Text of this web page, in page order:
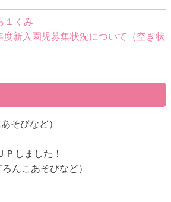
１くみ
度新入園児募集状況について（空き状
そびなど）
Ｐしました！
んこあそびなど）